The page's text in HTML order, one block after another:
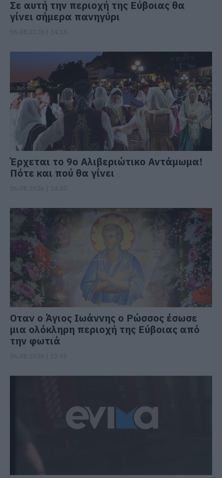
Σε αυτή την περιοχή της Εύβοιας θα
γίνει σήμερα πανηγύρι
Έρχεται το 9ο Αλιβεριώτικο Αντάμωμα!
Πότε και πού θα γίνει
Οταν ο Άγιος Ιωάννης ο Ρώσσος έσωσε
μια ολόκληρη περιοχή της Εύβοιας από
την φωτιά